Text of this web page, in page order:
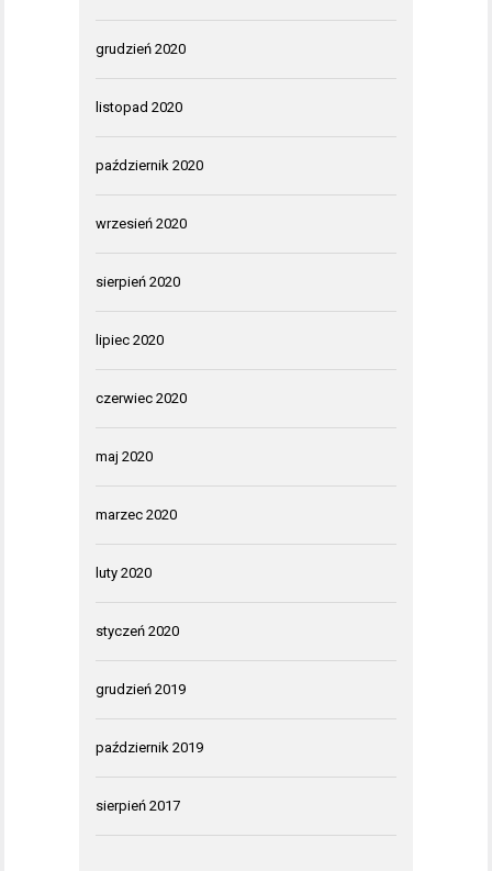
grudzień 2020
listopad 2020
październik 2020
wrzesień 2020
sierpień 2020
lipiec 2020
czerwiec 2020
maj 2020
marzec 2020
luty 2020
styczeń 2020
grudzień 2019
październik 2019
sierpień 2017